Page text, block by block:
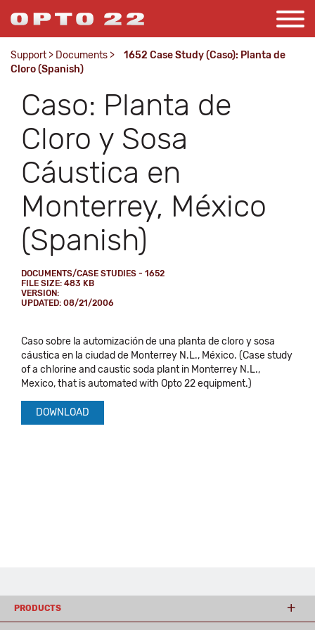
Support > Documents >
1652 Case Study (Caso): Planta de
Cloro (Spanish)
Caso: Planta de
Cloro y Sosa
Cáustica en
Monterrey, México
(Spanish)
DOCUMENTS/CASE STUDIES - 1652
FILE SIZE: 483 KB
VERSION:
UPDATED: 08/21/2006
Caso sobre la automización de una planta de cloro y sosa
cáustica en la ciudad de Monterrey N.L., México. (Case study
of a chlorine and caustic soda plant in Monterrey N.L.,
Mexico, that is automated with Opto 22 equipment.)
DOWNLOAD
PRODUCTS